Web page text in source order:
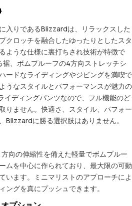
入りであるBlizzardは、リラックスした
クロッチを融合したゆったりとしたスタ
ような仕様に裏打ちされ技術が特徴で
、ボムプルーフの4方向ストレッチシ
ードなライディングやジビングを満喫で
うなスタイルとパフォーマンスが魅力の
ディングパンツなので、フル機能のど
りません。快適さ、スタイル、パフォー
Blizzardに勝る選択肢はありません。
向の伸縮性を備えた軽量でボムプルー
ムを中心に作られており、最大限の可動
います。ミニマリストのアプローチによ
ングを真にプッシュできます。